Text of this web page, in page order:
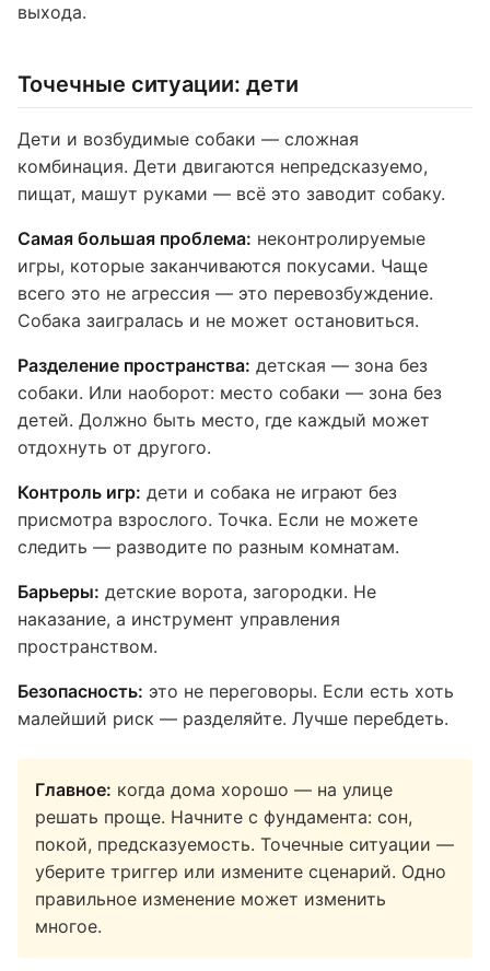
выхода.
Точечные ситуации: дети
Дети и возбудимые собаки — сложная
комбинация. Дети двигаются непредсказуемо,
пищат, машут руками — всё это заводит собаку.
Самая большая проблема: неконтролируемые
игры, которые заканчиваются покусами. Чаще
всего это не агрессия — это перевозбуждение.
Собака заигралась и не может остановиться.
Разделение пространства: детская — зона без
собаки. Или наоборот: место собаки — зона без
детей. Должно быть место, где каждый может
отдохнуть от другого.
Контроль игр: дети и собака не играют без
присмотра взрослого. Точка. Если не можете
следить — разводите по разным комнатам.
Барьеры: детские ворота, загородки. Не
наказание, а инструмент управления
пространством.
Безопасность: это не переговоры. Если есть хоть
малейший риск — разделяйте. Лучше перебдеть.
Главное: когда дома хорошо — на улице
решать проще. Начните с фундамента: сон,
покой, предсказуемость. Точечные ситуации —
уберите триггер или измените сценарий. Одно
правильное изменение может изменить
многое.